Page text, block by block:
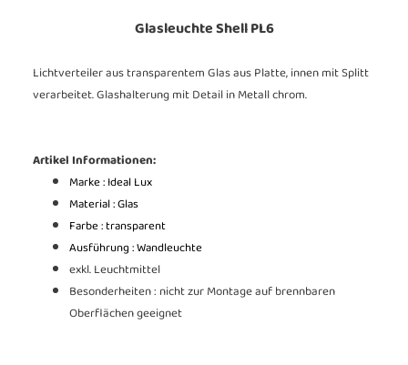
Glasleuchte Shell PL6
Lichtverteiler aus transparentem Glas aus Platte, innen mit Splitt
verarbeitet. Glashalterung mit Detail in Metall chrom.
Artikel Informationen:
Marke : Ideal Lux
Material : Glas
Farbe : transparent
Ausführung : Wandleuchte
exkl. Leuchtmittel
Besonderheiten : nicht zur Montage auf brennbaren
Oberflächen geeignet